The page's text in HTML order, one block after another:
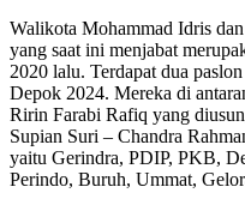
Walikota Mohammad Idris
yang saat ini menjabat
2020 lalu. Terdapat dua
Depok 2024. Mereka di
Ririn Farabi Rafiq yang
Supian Suri – Chandra
yaitu Gerindra, PDIP, PKB,
Perindo, Buruh, Ummat,